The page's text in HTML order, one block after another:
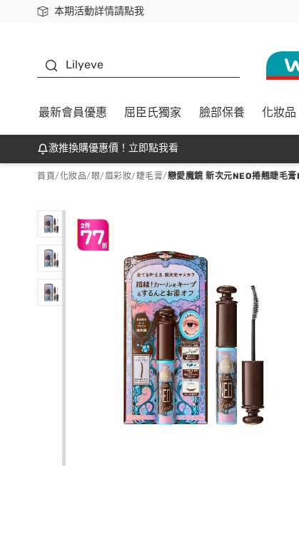
本期活動詳情請點我
下載app最高回饋$350
Lilyeve
最新會員優惠 屈臣氏獨家 臉部保養 化妝品
激推換購優惠價！立即點我看
首頁/化妝品/ 眼/眉彩妝/ 睫毛膏/戀愛魔鏡 新次元NEO捲翹睫毛